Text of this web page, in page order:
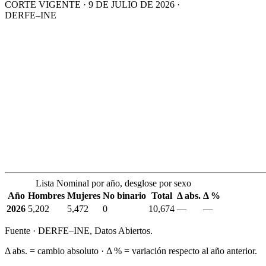
CORTE VIGENTE · 9 DE JULIO DE 2026 ·
DERFE–INE
Lista Nominal por año, desglose por sexo
Año Hombres Mujeres No binario Total Δ abs. Δ %
2026 5,202 5,472 0 10,674 — —
Fuente · DERFE–INE, Datos Abiertos.
Δ abs. = cambio absoluto · Δ % = variación respecto al año anterior.